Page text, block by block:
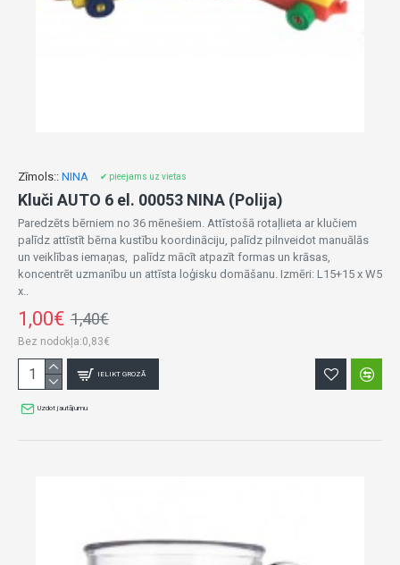
Zīmols:: NINA ✔ pieejams uz vietas
Kluči AUTO 6 el. 00053 NINA (Polija)
Paredzēts bērniem no 36 mēnešiem. Attīstošā rotaļlieta ar klučiem
palīdz attīstīt bērna kustību koordināciju, palīdz pilnveidot manuālās
un veiklības iemaņas, palīdz mācīt atpazīt formas un krāsas,
koncentrēt uzmanību un attīsta loģisku domāšanu. Izmēri: L15+15 x W5
x..
1,00€ 1,40€
Bez nodokļa:0,83€
IELIKT GROZĀ
Uzdot jautājumu